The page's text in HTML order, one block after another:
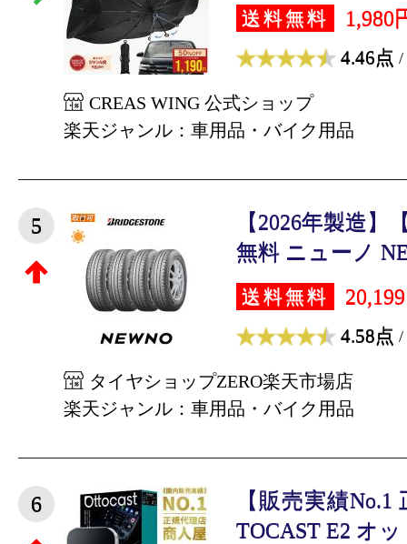
送料無料 1,980
4.46点 /
CREAS WING 公式ショップ
楽天ジャンル：車用品・バイク用品
5
【2026年製造】
無料 ニューノ
送料無料
4.58点 /
タイヤショップZERO楽天市場店
楽天ジャンル：車用品・バイク用品
6
【販売実績
TOCAST E2 オ